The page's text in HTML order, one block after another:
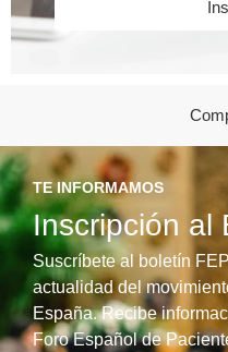
TE INFORMAMOS
Inscripción al
Suscríbete al boletín
actualidad del
España. Recibe
Foro Español de